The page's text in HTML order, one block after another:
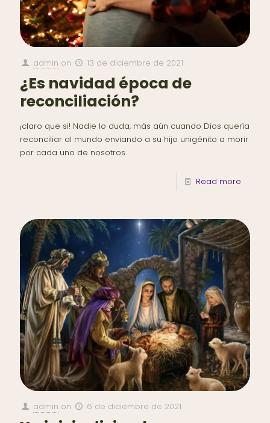
admin on 13 de diciembre de 2021
¿Es navidad época de
reconciliación?
¡claro que si! Nadie lo duda, más aún cuando Dios quería
reconciliar al mundo enviando a su hijo unigénito a morir
por cada uno de nosotros.
Read more
admin on 6 de diciembre de 2021